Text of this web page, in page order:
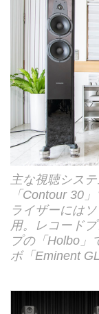
主な視聴シス
「Contour 30
ライザーには
用。レコード
プの「Holbo」
ボ「Eminent